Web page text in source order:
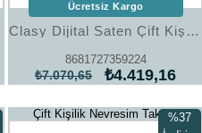
Clasy Dijital Saten Çift Kişilik Nevresim Takımı Sopron V1 Bej
8681727359224
₺4.419,16
₺7.070,65
Ücretsiz Kargo
Çift Kişilik Nevresim Takımı%37